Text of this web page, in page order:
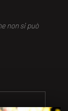
non si può